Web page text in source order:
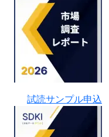
試読サンプル申込